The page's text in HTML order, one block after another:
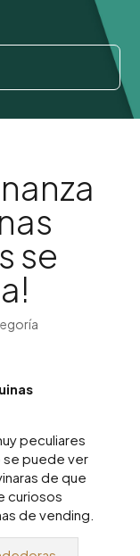
se
peculiares
se puede ver
de que
curiosos
de vending.